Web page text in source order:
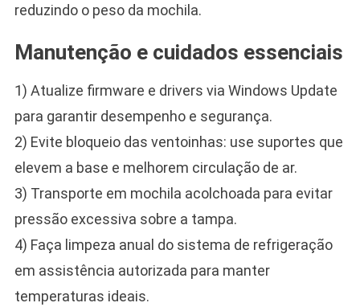
reduzindo o peso da mochila.
Manutenção e cuidados essenciais
1) Atualize firmware e drivers via Windows Update
para garantir desempenho e segurança.
2) Evite bloqueio das ventoinhas: use suportes que
elevem a base e melhorem circulação de ar.
3) Transporte em mochila acolchoada para evitar
pressão excessiva sobre a tampa.
4) Faça limpeza anual do sistema de refrigeração
em assistência autorizada para manter
temperaturas ideais.